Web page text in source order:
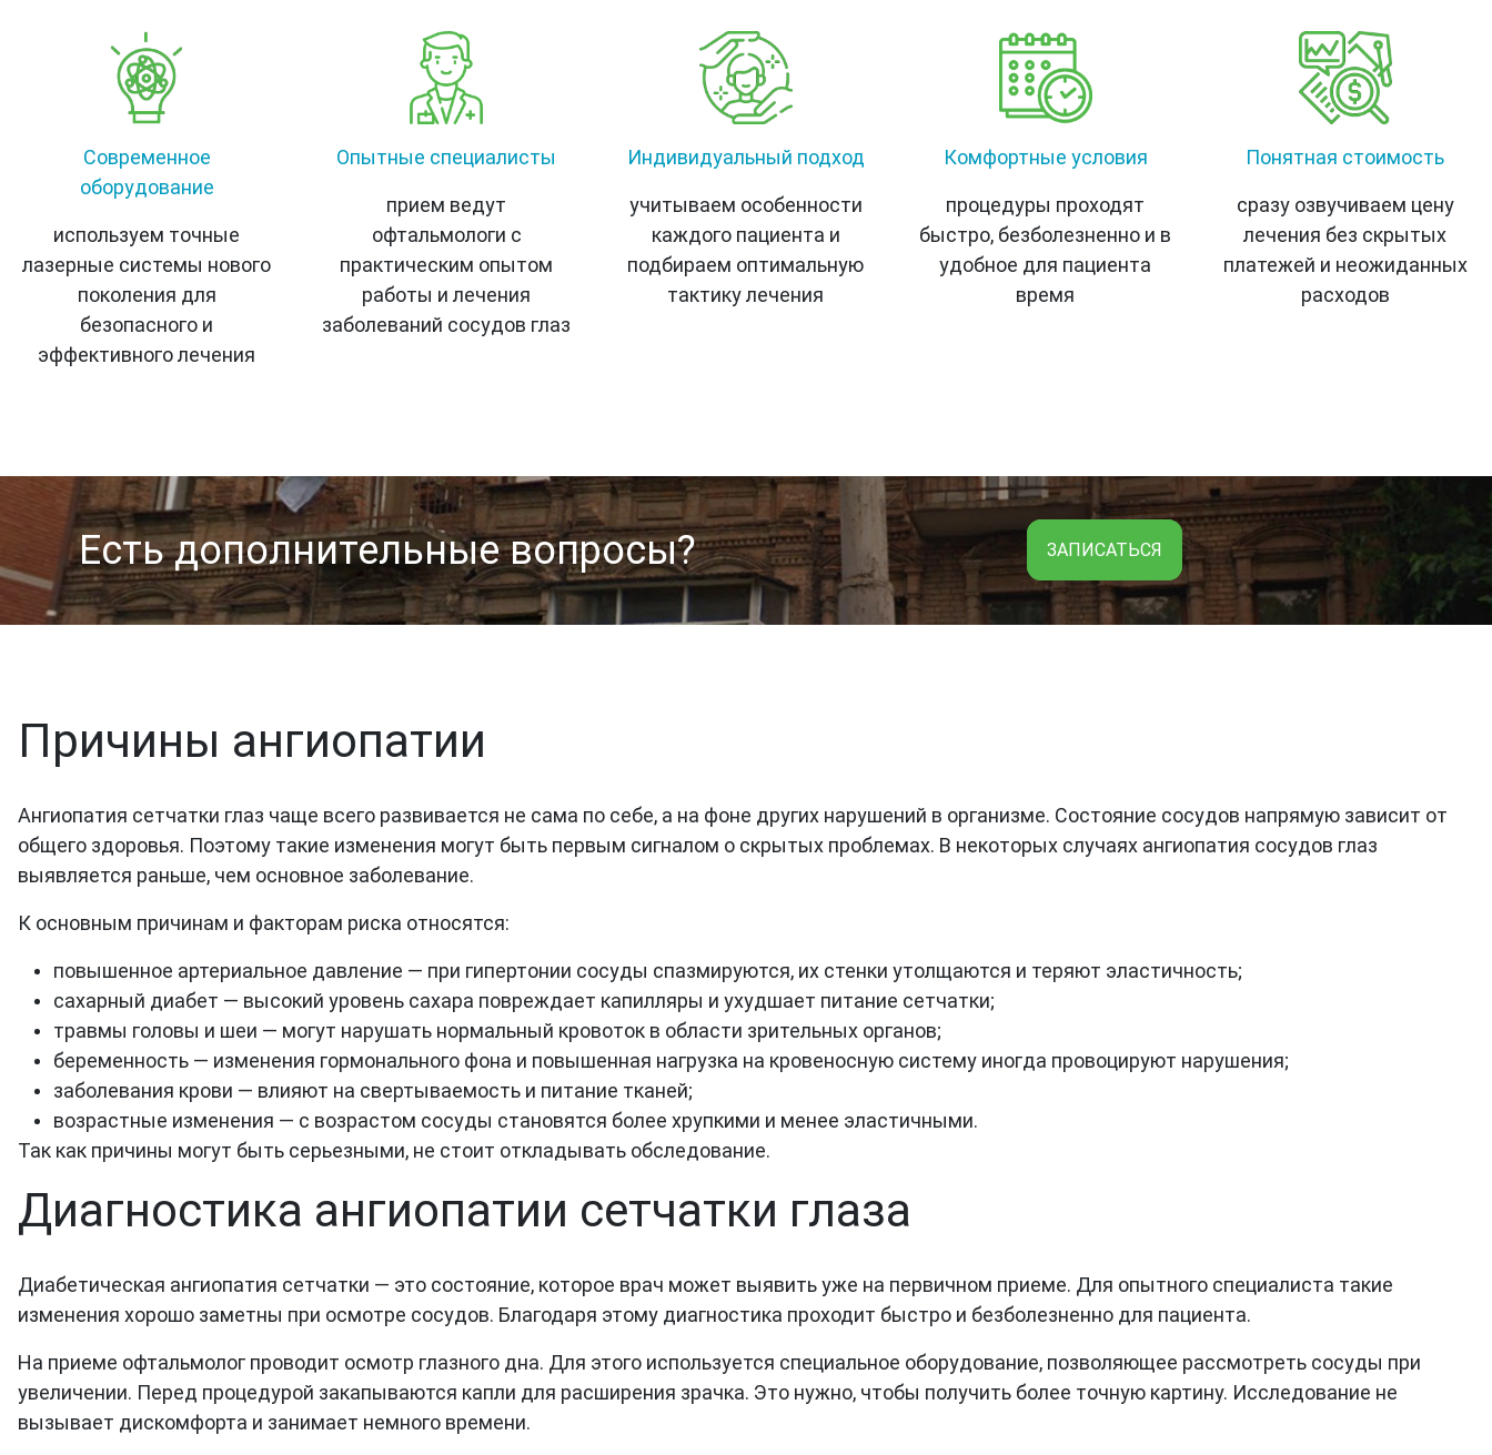
Современное
оборудование
используем точные
лазерные системы нового
поколения для
безопасного и
эффективного лечения
Опытные специалисты
прием ведут
офтальмологи с
практическим опытом
работы и лечения
заболеваний сосудов глаз
Индивидуальный подход
учитываем особенности
каждого пациента и
подбираем оптимальную
тактику лечения
Комфортные условия
процедуры проходят
быстро, безболезненно и в
удобное для пациента
время
Понятная стоимость
сразу озвучиваем цену
лечения без скрытых
платежей и неожиданных
расходов
Есть дополнительные вопросы? ЗАПИСАТЬСЯ
Причины ангиопатии
Ангиопатия сетчатки глаз чаще всего развивается не сама по себе, а на фоне других нарушений в организме. Состояние сосудов напрямую зависит от
общего здоровья. Поэтому такие изменения могут быть первым сигналом о скрытых проблемах. В некоторых случаях ангиопатия сосудов глаз
выявляется раньше, чем основное заболевание.
К основным причинам и факторам риска относятся:
повышенное артериальное давление — при гипертонии сосуды спазмируются, их стенки утолщаются и теряют эластичность;
сахарный диабет — высокий уровень сахара повреждает капилляры и ухудшает питание сетчатки;
травмы головы и шеи — могут нарушать нормальный кровоток в области зрительных органов;
беременность — изменения гормонального фона и повышенная нагрузка на кровеносную систему иногда провоцируют нарушения;
заболевания крови — влияют на свертываемость и питание тканей;
возрастные изменения — с возрастом сосуды становятся более хрупкими и менее эластичными.
Так как причины могут быть серьезными, не стоит откладывать обследование.
Диагностика ангиопатии сетчатки глаза
Диабетическая ангиопатия сетчатки — это состояние, которое врач может выявить уже на первичном приеме. Для опытного специалиста такие
изменения хорошо заметны при осмотре сосудов. Благодаря этому диагностика проходит быстро и безболезненно для пациента.
На приеме офтальмолог проводит осмотр глазного дна. Для этого используется специальное оборудование, позволяющее рассмотреть сосуды при
увеличении. Перед процедурой закапываются капли для расширения зрачка. Это нужно, чтобы получить более точную картину. Исследование не
вызывает дискомфорта и занимает немного времени.